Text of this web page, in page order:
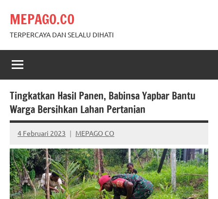
content
MEPAGO.CO
TERPERCAYA DAN SELALU DIHATI
Tingkatkan Hasil Panen, Babinsa Yapbar Bantu
Warga Bersihkan Lahan Pertanian
4 Februari 2023 MEPAGO CO
No
comments